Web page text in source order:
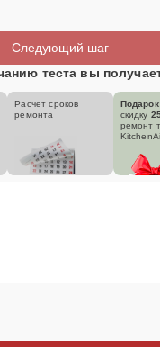
Следующий шаг
теста вы
Расчет сроков
ремонта
скидку
ремонт